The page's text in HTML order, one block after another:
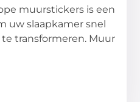
muurstickers is een
uw slaapkamer snel
transformeren. Muur